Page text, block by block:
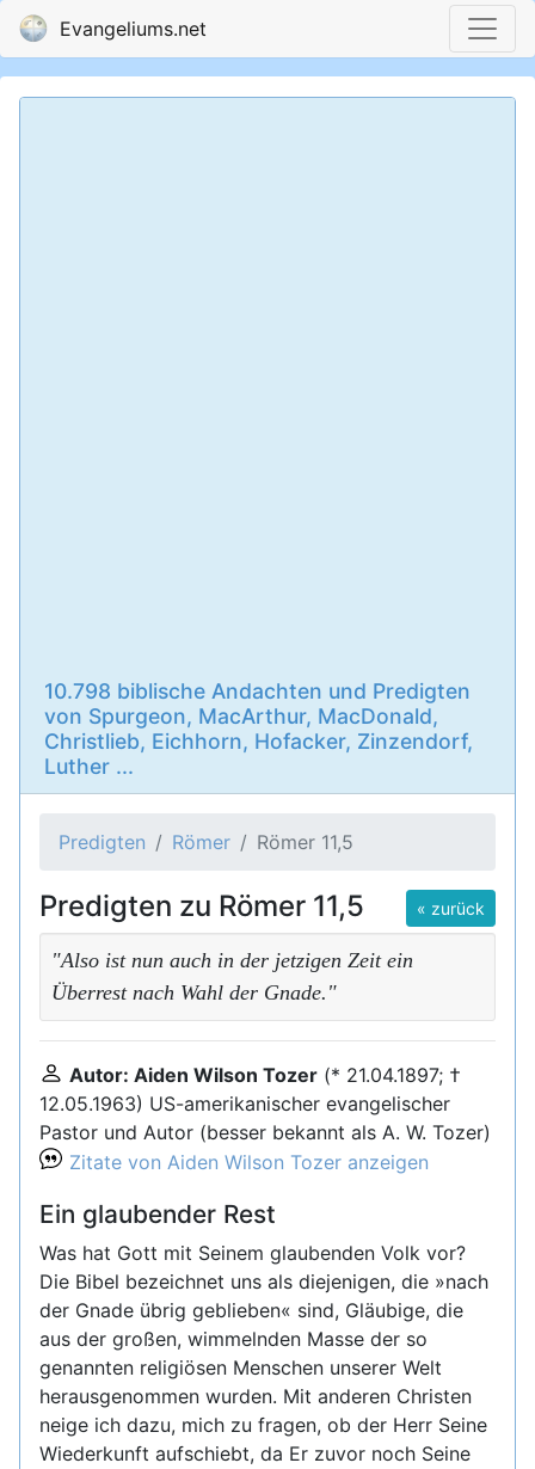
Evangeliums.net
10.798 biblische Andachten und Predigten
von Spurgeon, MacArthur, MacDonald,
Christlieb, Eichhorn, Hofacker, Zinzendorf,
Luther ...
Predigten Römer Römer 11,5
« zurück
Predigten zu Römer 11,5
"Also ist nun auch in der jetzigen Zeit ein
Überrest nach Wahl der Gnade."
Autor: Aiden Wilson Tozer (* 21.04.1897; †
12.05.1963) US-amerikanischer evangelischer
Pastor und Autor (besser bekannt als A. W. Tozer)
Zitate von Aiden Wilson Tozer anzeigen
Ein glaubender Rest
Was hat Gott mit Seinem glaubenden Volk vor?
Die Bibel bezeichnet uns als diejenigen, die »nach
der Gnade übrig geblieben« sind, Gläubige, die
aus der großen, wimmelnden Masse der so
genannten religiösen Menschen unserer Welt
herausgenommen wurden. Mit anderen Christen
neige ich dazu, mich zu fragen, ob der Herr Seine
Wiederkunft aufschiebt, da Er zuvor noch Seine